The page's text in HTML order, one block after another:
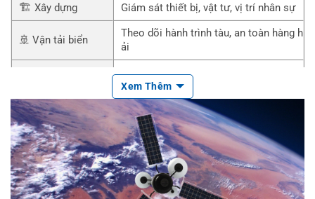
🏗️ Xây dựng
Giám sát thiết bị, vật tư, vị trí nhân sự
🚢 Vận tải biển
Theo dõi hành trình tàu, an toàn hàng h
ải
Phối hợp liên lạc & định vị nạn nhân
⚡ Năng lượng tái t
ạo
Truy xuất dữ liệu từ pin mặt trời, tuabin
gió
Xem Thêm